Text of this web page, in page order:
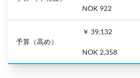
NOK 922
予算（高め）
￥ 39,132
NOK 2,358